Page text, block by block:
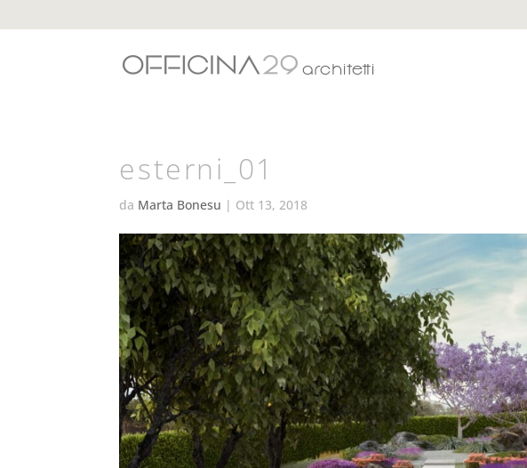
esterni_01
da Marta Bonesu | Ott 13, 2018